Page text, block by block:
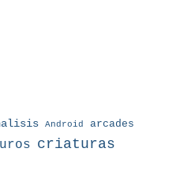
Android arcades
criaturas